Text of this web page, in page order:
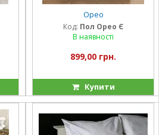
Орео
Код: Пол Орео Є
В наявності
899,00 грн.
Купити